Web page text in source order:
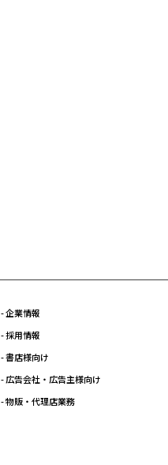
- 企業情報
- 採用情報
- 書店様向け
- 広告会社・広告主様向け
- 物販・代理店業務